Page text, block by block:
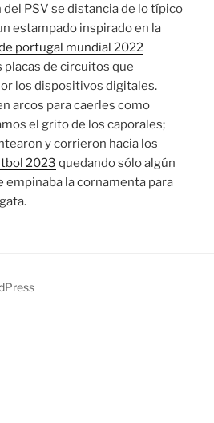
PSV se distancia de lo típico
estampado inspirado en la
portugal mundial 2022
de circuitos que
los dispositivos digitales.
arcos para caerles como
el grito de los caporales;
y corrieron hacia los
2023 quedando sólo algún
empinaba la cornamenta para